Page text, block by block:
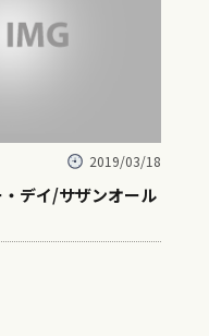
2019/03/18
デイ/サザンオール